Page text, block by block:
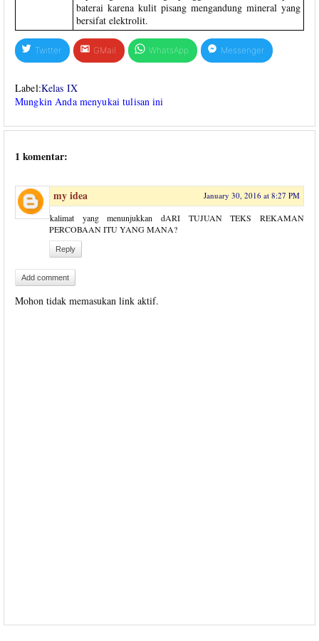
baterai karena kulit pisang mengandung mineral yang
bersifat elektrolit.
Twitter GMail WhatsApp Messenger
Label:Kelas IX
Mungkin Anda menyukai tulisan ini
1 komentar:
my idea January 30, 2016 at 8:27 PM
kalimat yang menunjukkan dARI TUJUAN TEKS REKAMAN
PERCOBAAN ITU YANG MANA?
Reply
Add comment
Mohon tidak memasukan link aktif.